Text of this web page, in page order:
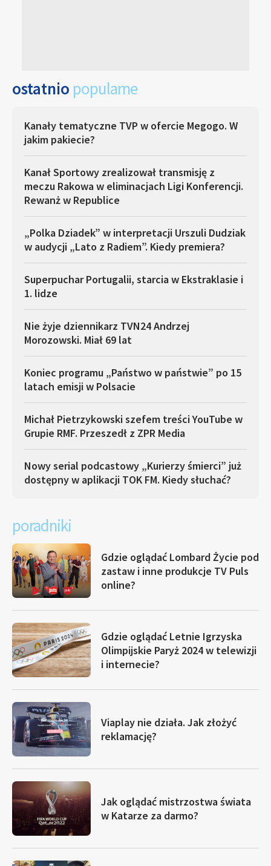
ostatnio popularne
Kanały tematyczne TVP w ofercie Megogo. W
jakim pakiecie?
Kanał Sportowy zrealizował transmisję z
meczu Rakowa w eliminacjach Ligi Konferencji.
Rewanż w Republice
„Polka Dziadek” w interpretacji Urszuli Dudziak
w audycji „Lato z Radiem”. Kiedy premiera?
Superpuchar Portugalii, starcia w Ekstraklasie i
1. lidze
Nie żyje dziennikarz TVN24 Andrzej
Morozowski. Miał 69 lat
Koniec programu „Państwo w państwie” po 15
latach emisji w Polsacie
Michał Pietrzykowski szefem treści YouTube w
Grupie RMF. Przeszedł z ZPR Media
Nowy serial podcastowy „Kurierzy śmierci” już
dostępny w aplikacji TOK FM. Kiedy słuchać?
poradniki
Gdzie oglądać Lombard Życie pod
zastaw i inne produkcje TV Puls
online?
Gdzie oglądać Letnie Igrzyska
Olimpijskie Paryż 2024 w telewizji
i internecie?
Viaplay nie działa. Jak złożyć
reklamację?
Jak oglądać mistrzostwa świata
w Katarze za darmo?